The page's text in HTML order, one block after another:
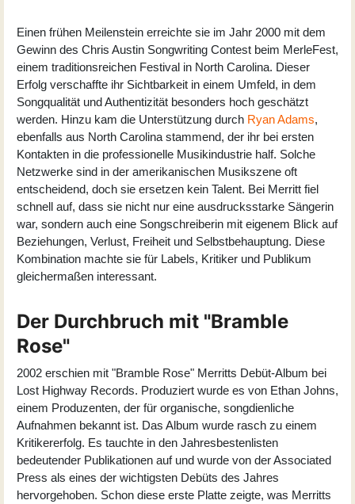
Einen frühen Meilenstein erreichte sie im Jahr 2000 mit dem
Gewinn des Chris Austin Songwriting Contest beim MerleFest,
einem traditionsreichen Festival in North Carolina. Dieser
Erfolg verschaffte ihr Sichtbarkeit in einem Umfeld, in dem
Songqualität und Authentizität besonders hoch geschätzt
werden. Hinzu kam die Unterstützung durch Ryan Adams,
ebenfalls aus North Carolina stammend, der ihr bei ersten
Kontakten in die professionelle Musikindustrie half. Solche
Netzwerke sind in der amerikanischen Musikszene oft
entscheidend, doch sie ersetzen kein Talent. Bei Merritt fiel
schnell auf, dass sie nicht nur eine ausdrucksstarke Sängerin
war, sondern auch eine Songschreiberin mit eigenem Blick auf
Beziehungen, Verlust, Freiheit und Selbstbehauptung. Diese
Kombination machte sie für Labels, Kritiker und Publikum
gleichermaßen interessant.
Der Durchbruch mit "Bramble
Rose"
2002 erschien mit "Bramble Rose" Merritts Debüt-Album bei
Lost Highway Records. Produziert wurde es von Ethan Johns,
einem Produzenten, der für organische, songdienliche
Aufnahmen bekannt ist. Das Album wurde rasch zu einem
Kritikererfolg. Es tauchte in den Jahresbestenlisten
bedeutender Publikationen auf und wurde von der Associated
Press als eines der wichtigsten Debüts des Jahres
hervorgehoben. Schon diese erste Platte zeigte, was Merritts